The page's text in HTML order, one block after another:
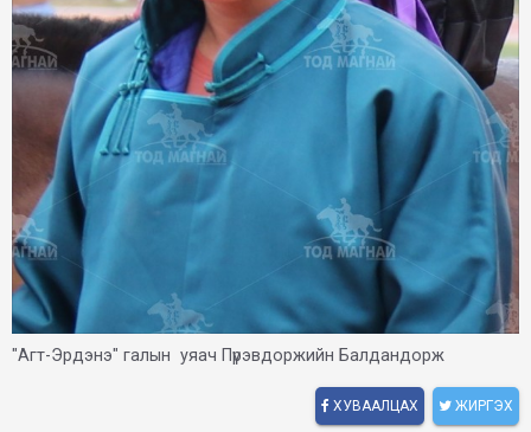
"Агт-Эрдэнэ" галын уяач Пүрэвдоржийн Балдандорж
ХУВААЛЦАХ ЖИРГЭХ